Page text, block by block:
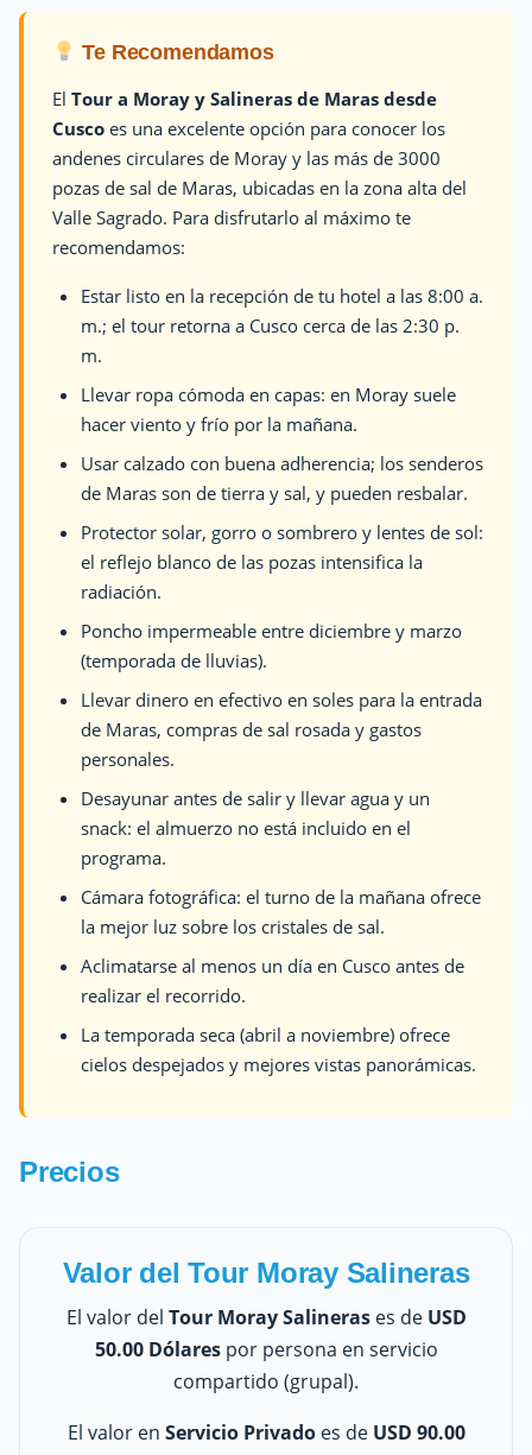
Te Recomendamos
El Tour a Moray y Salineras de Maras desde
Cusco es una excelente opción para conocer los
andenes circulares de Moray y las más de 3000
pozas de sal de Maras, ubicadas en la zona alta del
Valle Sagrado. Para disfrutarlo al máximo te
recomendamos:
Estar listo en la recepción de tu hotel a las 8:00 a.
m.; el tour retorna a Cusco cerca de las 2:30 p.
m.
Llevar ropa cómoda en capas: en Moray suele
hacer viento y frío por la mañana.
Usar calzado con buena adherencia; los senderos
de Maras son de tierra y sal, y pueden resbalar.
Protector solar, gorro o sombrero y lentes de sol:
el reflejo blanco de las pozas intensifica la
radiación.
Poncho impermeable entre diciembre y marzo
(temporada de lluvias).
Llevar dinero en efectivo en soles para la entrada
de Maras, compras de sal rosada y gastos
personales.
Desayunar antes de salir y llevar agua y un
snack: el almuerzo no está incluido en el
programa.
Cámara fotográfica: el turno de la mañana ofrece
la mejor luz sobre los cristales de sal.
Aclimatarse al menos un día en Cusco antes de
realizar el recorrido.
La temporada seca (abril a noviembre) ofrece
cielos despejados y mejores vistas panorámicas.
Precios
Valor del Tour Moray Salineras
El valor del Tour Moray Salinerases de USD
50.00 Dólarespor persona en servicio
compartido (grupal).
El valor en Servicio Privadoes de USD 90.00